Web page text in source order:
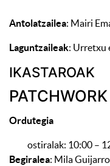
Antolatzailea: Mairi
Laguntzaileak: Urretxu
IKASTAROAK
PATCHWORK
Ordutegia
ostiralak: 10:00 –
Begiralea: Mila Guijarro